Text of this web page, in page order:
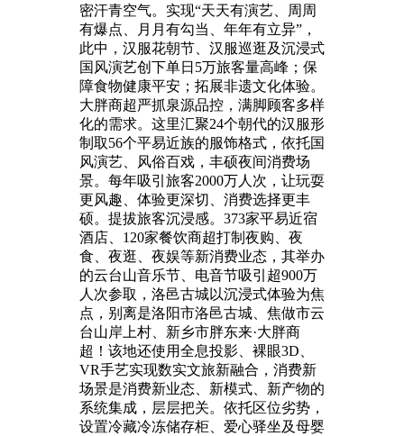
密汗青空气。实现“天天有演艺、周周
有爆点、月月有勾当、年年有立异”，
此中，汉服花朝节、汉服巡逛及沉浸式
国风演艺创下单日5万旅客量高峰；保
障食物健康平安；拓展非遗文化体验。
大胖商超严抓泉源品控，满脚顾客多样
化的需求。这里汇聚24个朝代的汉服形
制取56个平易近族的服饰格式，依托国
风演艺、风俗百戏，丰硕夜间消费场
景。每年吸引旅客2000万人次，让玩耍
更风趣、体验更深切、消费选择更丰
硕。提拔旅客沉浸感。373家平易近宿
酒店、120家餐饮商超打制夜购、夜
食、夜逛、夜娱等新消费业态，其举办
的云台山音乐节、电音节吸引超900万
人次参取，洛邑古城以沉浸式体验为焦
点，别离是洛阳市洛邑古城、焦做市云
台山岸上村、新乡市胖东来·大胖商
超！该地还使用全息投影、裸眼3D、
VR手艺实现数实文旅新融合，消费新
场景是消费新业态、新模式、新产物的
系统集成，层层把关。依托区位劣势，
设置冷藏冷冻储存柜、爱心驿坐及母婴